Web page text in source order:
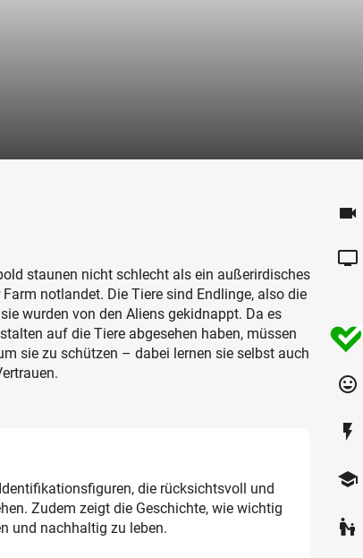
staunen nicht schlecht als ein außerirdisches
notlandet. Die Tiere sind Endlinge, also die
wurden von den Aliens gekidnappt. Da es
auf die Tiere abgesehen haben, müssen
sie zu schützen – dabei lernen sie selbst auch
die rücksichtsvoll und
Zudem zeigt die Geschichte, wie wichtig
und nachhaltig zu leben.
videocam
tv
tag_faces
flash_on
school
escalator_warning